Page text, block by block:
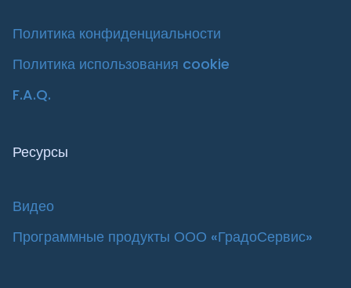
Политика конфиденциальности
Политика использования cookie
F.A.Q.
Ресурсы
Видео
Программные продукты ООО «ГрадоСервис»